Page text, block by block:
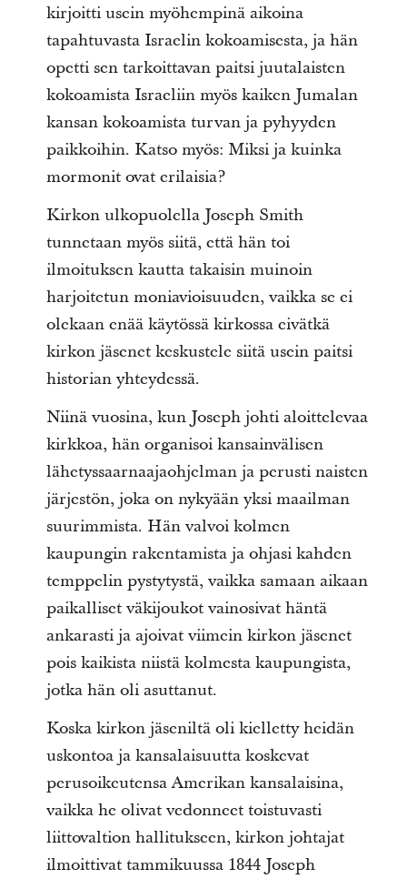
kirjoitti usein myöhempinä aikoina
tapahtuvasta Israelin kokoamisesta, ja hän
opetti sen tarkoittavan paitsi juutalaisten
kokoamista Israeliin myös kaiken Jumalan
kansan kokoamista turvan ja pyhyyden
paikkoihin. Katso myös: Miksi ja kuinka
mormonit ovat erilaisia?
Kirkon ulkopuolella Joseph Smith
tunnetaan myös siitä, että hän toi
ilmoituksen kautta takaisin muinoin
harjoitetun moniavioisuuden, vaikka se ei
olekaan enää käytössä kirkossa eivätkä
kirkon jäsenet keskustele siitä usein paitsi
historian yhteydessä.
Niinä vuosina, kun Joseph johti aloittelevaa
kirkkoa, hän organisoi kansainvälisen
lähetyssaarnaajaohjelman ja perusti naisten
järjestön, joka on nykyään yksi maailman
suurimmista. Hän valvoi kolmen
kaupungin rakentamista ja ohjasi kahden
temppelin pystytystä, vaikka samaan aikaan
paikalliset väkijoukot vainosivat häntä
ankarasti ja ajoivat viimein kirkon jäsenet
pois kaikista niistä kolmesta kaupungista,
jotka hän oli asuttanut.
Koska kirkon jäseniltä oli kielletty heidän
uskontoa ja kansalaisuutta koskevat
perusoikeutensa Amerikan kansalaisina,
vaikka he olivat vedonneet toistuvasti
liittovaltion hallitukseen, kirkon johtajat
ilmoittivat tammikuussa 1844 Joseph